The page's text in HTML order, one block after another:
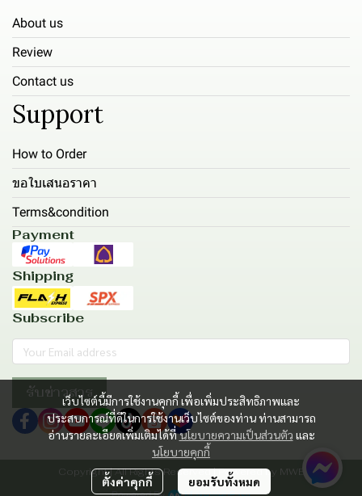
เว็บไซต์นี้มีการใช้งานคุกกี้ เพื่อเพิ่มประสิทธิภาพและ
ประสบการณ์ที่ดีในการใช้งานเว็บไซต์ของท่าน ท่านสามารถ
อ่านรายละเอียดเพิ่มเติมได้ที่นโยบายความเป็นส่วนตัว และ
นโยบายคุกกี้
ตั้งค่าคุกกี้ ยอมรับทั้งหมด
About us
Review
Contact us
Support
How to Order
ขอใบเสนอราคา
Terms&condition
Payment
Shipping
Subscribe
รับข่าวสาร
Copyright | All Rights Reserved | Powered by MWE